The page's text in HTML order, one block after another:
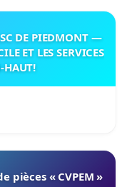
DE PIEDMONT —
ET LES SERVICES
HAUT!
pièces « CVPEM »